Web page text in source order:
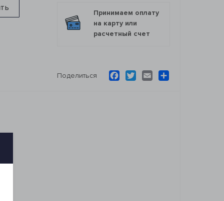
Принимаем оплату
на карту или
расчетный счет
Поделиться FacebookTwitterEmail